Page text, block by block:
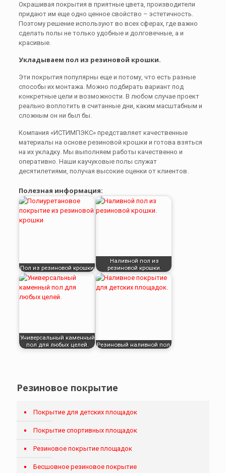
Окрашивая покрытия в приятные цвета, производители
придают им еще одно ценное свойство – эстетичность.
Поэтому решение используют во всех сферах, где важно
сделать полы не только удобные и долговечные, а и
красивые.
Укладываем пол из резиновой крошки.
Эти покрытия популярны еще и потому, что есть разные
способы их монтажа. Можно подбирать вариант под
конкретные цели и возможности. В любом случае проект
реально воплотить в считанные дни, каким масштабным и
сложным он ни был бы.
Компания «ИСТИМПЭКС» представляет качественные
материалы на основе резиновой крошки и готова взяться
на их укладку. Мы выполняем работы качественно и
оперативно. Наши каучуковые полы служат
десятилетиями, получая высокие оценки от клиентов.
Полезная информация:
Пол из резиновой крошки.
Наливной пол из
резиновой крошки.
Универсальный каменный
пол для любых целей.
Резиновый наливной пол.
Резиновое покрытие
Покрытие для детских площадок
Покрытие спортивных площадок
Резиновое покрытие площадок
Бесшовное резиновое покрытие